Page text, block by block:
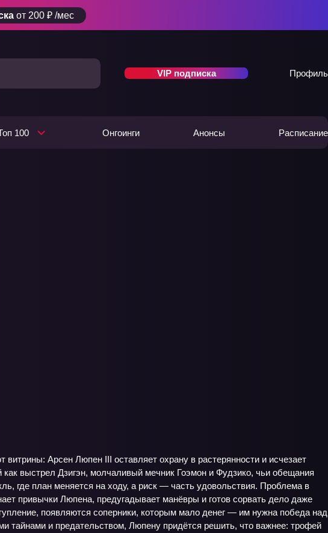
от 200 ₽ /мес
VIP подписка Профиль
100 Онгоинги Анонсы Расписание
витрины: Арсен Люпен III оставляет охрану в растерянности и исчезает
выстрел Дзигэн, молчаливый мечник Гоэмон и Фудзико, чьи обещания
где план меняется на ходу, а риск — часть удовольствия. Проблема в
привычки Люпена, предугадывает манёвры и готов сорвать дело даже
появляются соперники, которым мало денег — им нужна победа над
тайнами и предательством, Люпену придётся решить, что важнее: трофей